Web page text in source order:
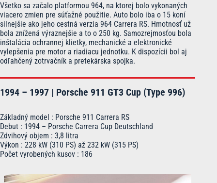
Všetko sa začalo platformou 964, na ktorej bolo vykonaných
viacero zmien pre súťažné použitie. Auto bolo iba o 15 koní
silnejšie ako jeho cestná verzia 964 Carrera RS. Hmotnosť už
bola znížená výraznejšie a to o 250 kg. Samozrejmosťou bola
inštalácia ochrannej klietky, mechanické a elektronické
vylepšenia pre motor a riadiacu jednotku. K dispozícii bol aj
odľahčený zotrvačník a pretekárska spojka.
1994 – 1997 | Porsche 911 GT3 Cup (Type 996)
Základný model : Porsche 911 Carrera RS
Debut : 1994 – Porsche Carrera Cup Deutschland
Zdvihový objem : 3,8 litra
Výkon : 228 kW (310 PS) až 232 kW (315 PS)
Počet vyrobených kusov : 186